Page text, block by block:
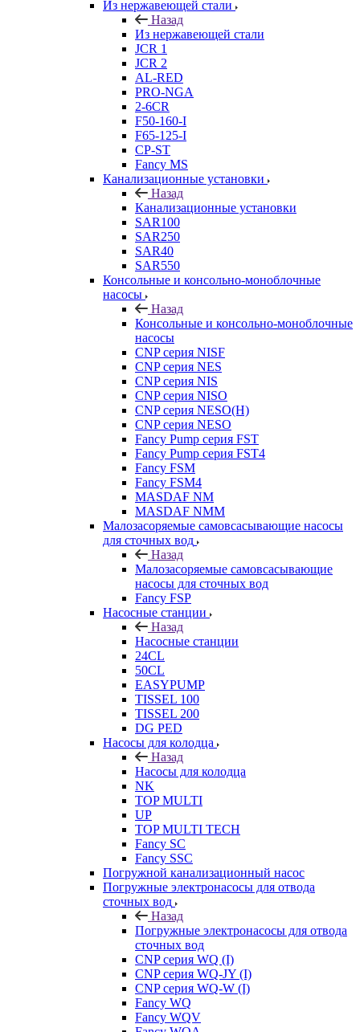
Из нержавеющей стали
Назад
Из нержавеющей стали
JCR 1
JCR 2
AL-RED
PRO-NGA
2-6CR
F50-160-I
F65-125-I
CP-ST
Fancy MS
Канализационные установки
Назад
Канализационные установки
SAR100
SAR250
SAR40
SAR550
Консольные и консольно-моноблочные
насосы
Назад
Консольные и консольно-моноблочные
насосы
CNP серия NISF
CNP серия NES
CNP серия NIS
CNP серия NISO
CNP серия NESO(H)
CNP серия NESO
Fancy Pump серия FST
Fancy Pump серия FST4
Fancy FSM
Fancy FSM4
MASDAF NM
MASDAF NMM
Малозасоряемые самовсасывающие насосы
для сточных вод
Назад
Малозасоряемые самовсасывающие
насосы для сточных вод
Fancy FSP
Насосные станции
Назад
Насосные станции
24CL
50CL
EASYPUMP
TISSEL 100
TISSEL 200
DG PED
Насосы для колодца
Назад
Насосы для колодца
NK
TOP MULTI
UP
TOP MULTI TECH
Fancy SC
Fancy SSC
Погружной канализационный насос
Погружные электронасосы для отвода
сточных вод
Назад
Погружные электронасосы для отвода
сточных вод
CNP серия WQ (I)
CNP серия WQ-JY (I)
CNP серия WQ-W (I)
Fancy WQ
Fancy WQV